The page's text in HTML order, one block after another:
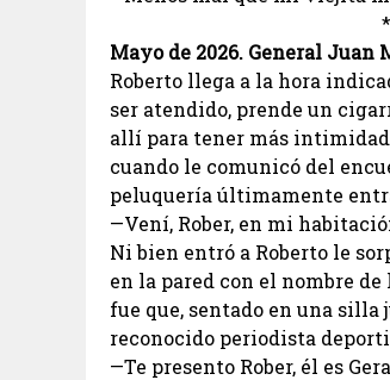
Mayo de 2026. General
Roberto llega a la hora
ser atendido, prende un
allí para tener más
cuando le comunicó del
peluquería últimamente
—Vení, Rober, en mi
Ni bien entró a Roberto le
en la pared con el nombre
fue que, sentado en una silla
reconocido periodista
—Te presento Rober, él es